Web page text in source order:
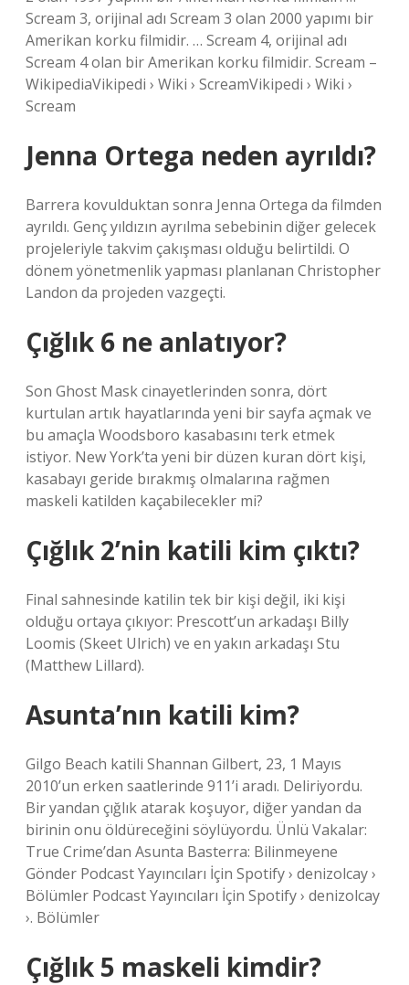
Scream 3, orijinal adı Scream 3 olan 2000 yapımı bir
Amerikan korku filmidir. … Scream 4, orijinal adı
Scream 4 olan bir Amerikan korku filmidir. Scream –
WikipediaVikipedi › Wiki › ScreamVikipedi › Wiki ›
Scream
Jenna Ortega neden ayrıldı?
Barrera kovulduktan sonra Jenna Ortega da filmden
ayrıldı. Genç yıldızın ayrılma sebebinin diğer gelecek
projeleriyle takvim çakışması olduğu belirtildi. O
dönem yönetmenlik yapması planlanan Christopher
Landon da projeden vazgeçti.
Çığlık 6 ne anlatıyor?
Son Ghost Mask cinayetlerinden sonra, dört
kurtulan artık hayatlarında yeni bir sayfa açmak ve
bu amaçla Woodsboro kasabasını terk etmek
istiyor. New York’ta yeni bir düzen kuran dört kişi,
kasabayı geride bırakmış olmalarına rağmen
maskeli katilden kaçabilecekler mi?
Çığlık 2’nin katili kim çıktı?
Final sahnesinde katilin tek bir kişi değil, iki kişi
olduğu ortaya çıkıyor: Prescott’un arkadaşı Billy
Loomis (Skeet Ulrich) ve en yakın arkadaşı Stu
(Matthew Lillard).
Asunta’nın katili kim?
Gilgo Beach katili Shannan Gilbert, 23, 1 Mayıs
2010’un erken saatlerinde 911’i aradı. Deliriyordu.
Bir yandan çığlık atarak koşuyor, diğer yandan da
birinin onu öldüreceğini söylüyordu. Ünlü Vakalar:
True Crime’dan Asunta Basterra: Bilinmeyene
Gönder Podcast Yayıncıları İçin Spotify › denizolcay ›
Bölümler Podcast Yayıncıları İçin Spotify › denizolcay
›. Bölümler
Çığlık 5 maskeli kimdir?